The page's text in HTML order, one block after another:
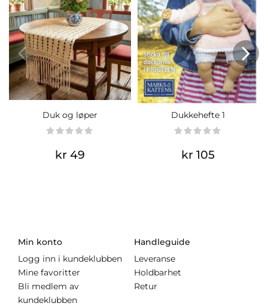
Duk og løper
kr 49
Dukkehefte 1
kr 105
Min konto
Logg inn i kundeklubben
Mine favoritter
Bli medlem av
kundeklubben
Handleguide
Leveranse
Holdbarhet
Retur